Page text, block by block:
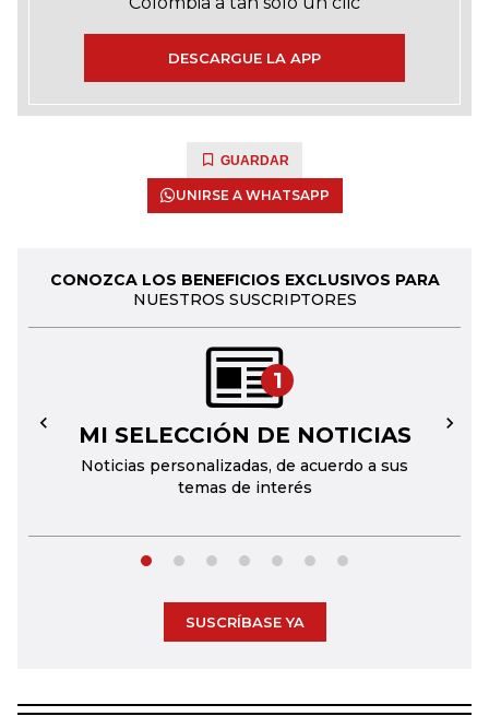
DESCARGUE LA APP
GUARDAR
UNIRSE A WHATSAPP
CONOZCA LOS BENEFICIOS EXCLUSIVOS PARA
NUESTROS SUSCRIPTORES
1
MI SELECCIÓN DE NOTICIAS
Noticias personalizadas, de acuerdo a sus
temas de interés
← →
SUSCRÍBASE YA